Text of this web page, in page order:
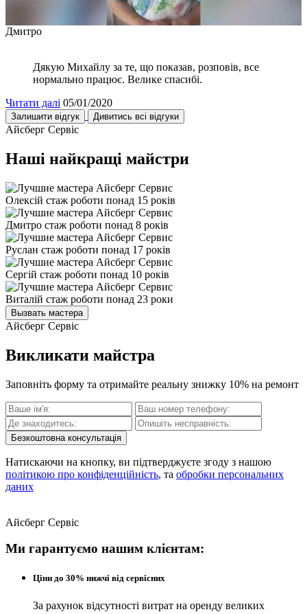
Дмитро
Дякую Михайлу за те, що показав, розповів, все
нормально працює. Велике спасибі.
Читати далі 05/01/2020
Залишити відгук Дивитись всі відгуки
Айсберг Сервіс
Наші найкращі майстри
Олексій стаж роботи понад 15 років
Дмитро стаж роботи понад 8 років
Руслан стаж роботи понад 17 років
Сергій стаж роботи понад 10 років
Виталій стаж роботи понад 23 роки
Вызвать мастера
Айсберг Сервіс
Викликати майстра
Заповніть форму та отримайте реальну знижку 10% на ремонт
Безкоштовна консультація
Натискаючи на кнопку, ви підтверджуєте згоду з нашою
політикою про конфіденційність, та обробки персональних
даних
Айсберг Сервіс
Ми гарантуємо нашим клієнтам:
Ціни до 30% нижчі від сервісних
За рахунок відсутності витрат на оренду великих